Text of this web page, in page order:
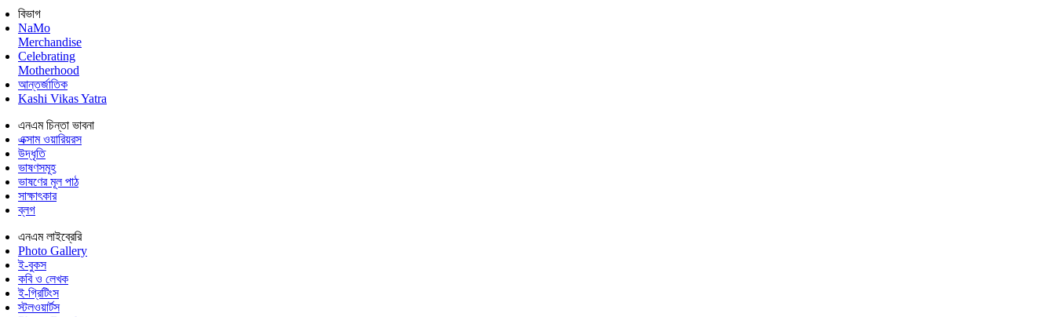
বিভাগ
NaMo
Merchandise
Celebrating
Motherhood
আন্তর্জাতিক
Kashi Vikas Yatra
এনএম চিন্তা ভাবনা
এক্সাম ওয়ারিয়রস
উদ্ধৃতি
ভাষণসমূহ
ভাষণের মূল পাঠ
সাক্ষাৎকার
ব্লগ
এনএম লাইব্রেরি
Photo Gallery
ই-বুকস
কবি ও লেখক
ই-গ্রিটিংস
স্টলওয়ার্টস